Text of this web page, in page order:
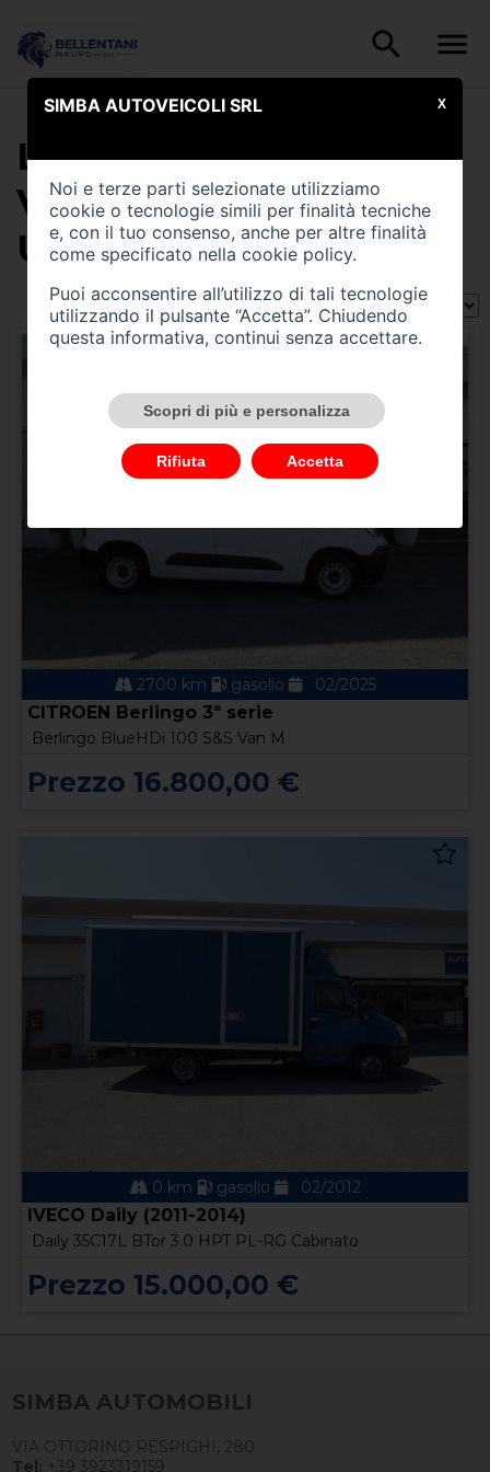
LA LISTA CONTIENE (2)
VEICOLI DI TIPO
USATO
Ordina per:
2700 km gasolio 02/2025
CITROEN Berlingo 3ª serie
Berlingo BlueHDi 100 S&S Van M
Prezzo 16.800,00 €
0 km gasolio 02/2012
IVECO Daily (2011-2014)
Daily 35C17L BTor 3.0 HPT PL-RG Cabinato
Prezzo 15.000,00 €
SIMBA AUTOMOBILI
VIA OTTORINO RESPIGHI, 280
Tel: +39 3923319159
SIMBA AUTOVEICOLI SRL
Noi e terze parti selezionate utilizziamo
cookie o tecnologie simili per finalità tecniche
e, con il tuo consenso, anche per altre finalità
come specificato nella cookie policy.
Puoi acconsentire all’utilizzo di tali tecnologie
utilizzando il pulsante “Accetta”. Chiudendo
questa informativa, continui senza accettare.
Scopri di più e personalizza
Rifiuta Accetta
X